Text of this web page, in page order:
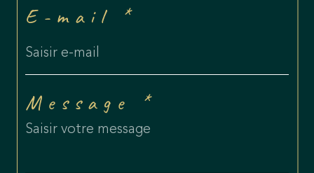
E-mail *
Message *